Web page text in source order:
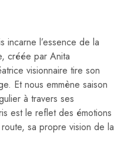
incarne l’essence de la
créée par Anita
visionnaire tire son
Et nous emmène saison
à travers ses
est le reflet des émotions
route, sa propre vision de la